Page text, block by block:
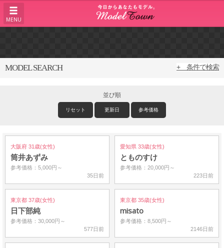
MENU
MODEL SEARCH + 条件で検索
並び順
リセット 更新日 参考価格
大阪府 31歳(女性)
筒井あずみ
参考価格：5,000円～
35日前
愛知県 33歳(女性)
とものすけ
参考価格：20,000円～
223日前
東京都 37歳(女性)
日下部純
参考価格：30,000円～
577日前
東京都 35歳(女性)
misato
参考価格：8,500円～
2146日前